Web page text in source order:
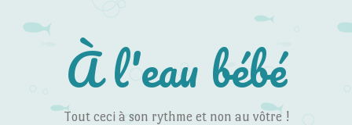
À l'eau bébé
Tout ceci à son rythme et non au vôtre !